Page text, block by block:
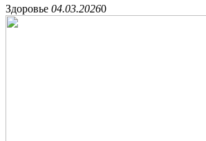
Здоровье 04.03.20260